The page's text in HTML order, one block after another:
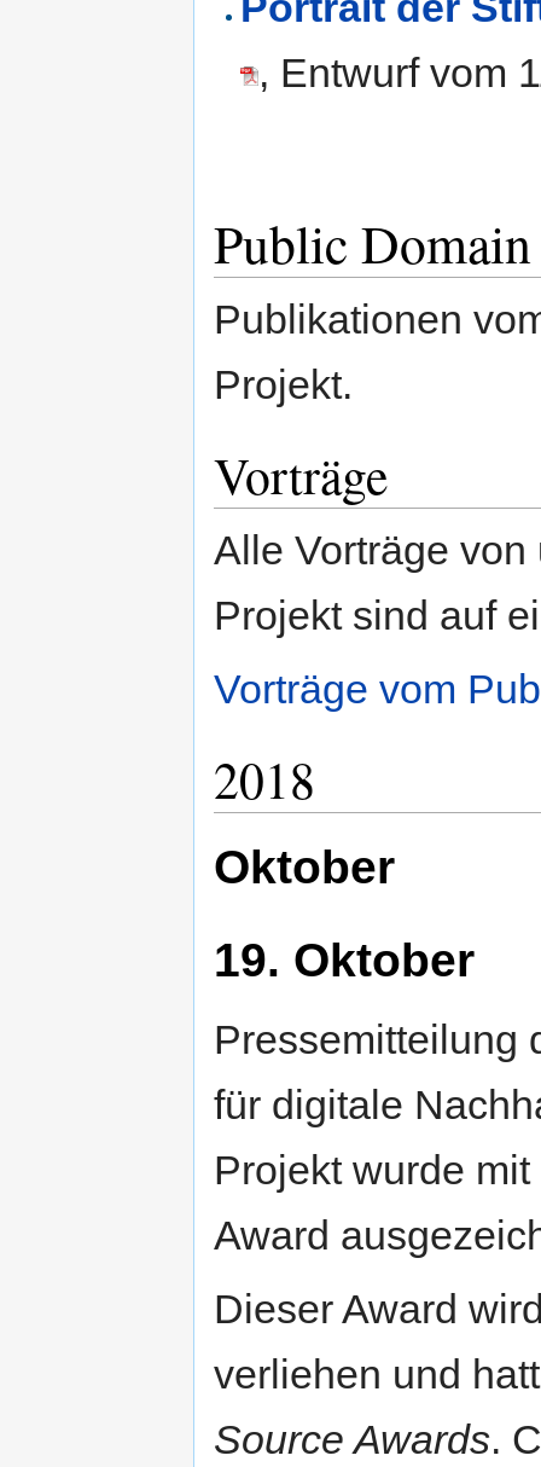
, Entwurf vom
Public
Publikationen
Projekt.
Vorträge
Alle Vorträge
Projekt sind auf
Vorträge vom
2018
Oktober
19. Oktober
Pressemitteilung
für digitale
Projekt wurde
Award
Dieser Award
verliehen und
Source Awards.